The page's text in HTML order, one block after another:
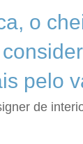
o
pelo
de